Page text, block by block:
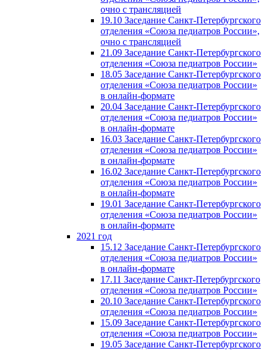
очно с трансляцией
19.10 Заседание Санкт-Петербургского
отделения «Союза педиатров России»,
очно с трансляцией
21.09 Заседание Санкт-Петербургского
отделения «Союза педиатров России»
18.05 Заседание Санкт-Петербургского
отделения «Союза педиатров России»
в онлайн-формате
20.04 Заседание Санкт-Петербургского
отделения «Союза педиатров России»
в онлайн-формате
16.03 Заседание Санкт-Петербургского
отделения «Союза педиатров России»
в онлайн-формате
16.02 Заседание Санкт-Петербургского
отделения «Союза педиатров России»
в онлайн-формате
19.01 Заседание Санкт-Петербургского
отделения «Союза педиатров России»
в онлайн-формате
2021 год
15.12 Заседание Санкт-Петербургского
отделения «Союза педиатров России»
в онлайн-формате
17.11 Заседание Санкт-Петербургского
отделения «Союза педиатров России»
20.10 Заседание Санкт-Петербургского
отделения «Союза педиатров России»
15.09 Заседание Санкт-Петербургского
отделения «Союза педиатров России»
19.05 Заседание Санкт-Петербургского